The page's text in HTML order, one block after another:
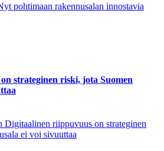
pohtimaan rakennusalan innostavia
strateginen riski, jota Suomen
Digitaalinen riippuvuus on strateginen
ei voi sivuuttaa